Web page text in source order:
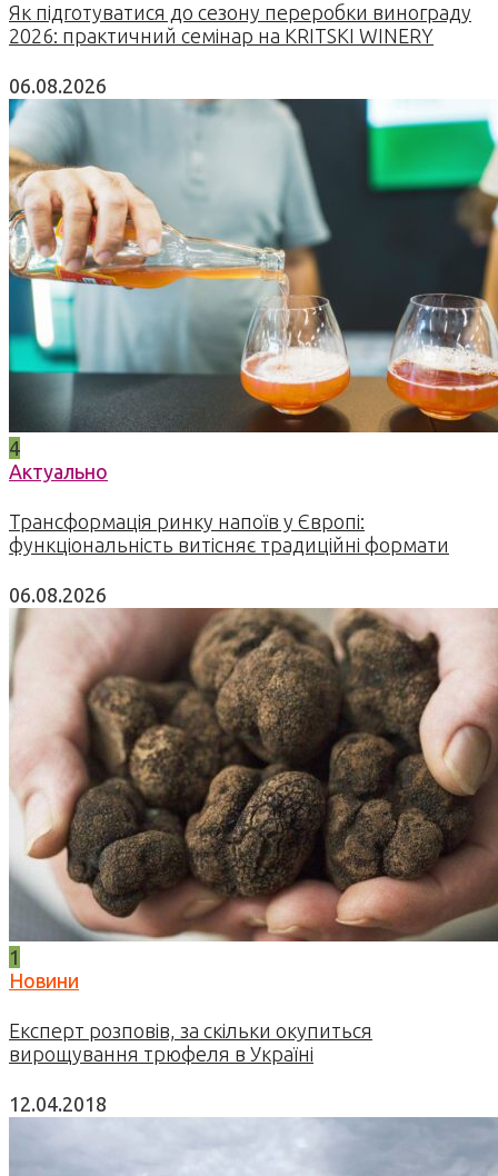
Як підготуватися до сезону переробки винограду
2026: практичний семінар на KRITSKI WINERY
06.08.2026
4
Актуально
Трансформація ринку напоїв у Європі:
функціональність витісняє традиційні формати
06.08.2026
1
Новини
Експерт розповів, за скільки окупиться
вирощування трюфеля в Україні
12.04.2018